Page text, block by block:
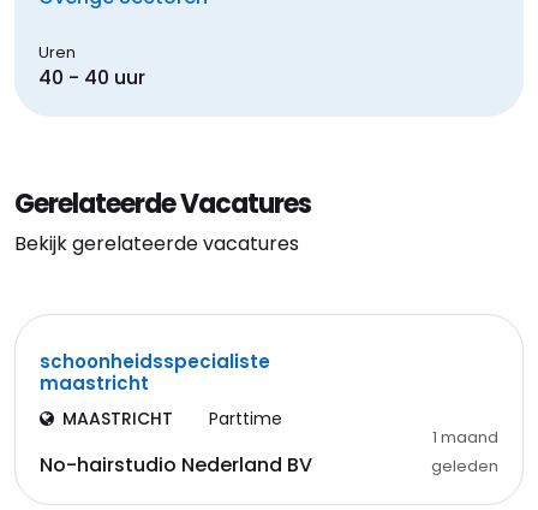
Uren
40 - 40 uur
Gerelateerde Vacatures
Bekijk gerelateerde vacatures
schoonheidsspecialiste
maastricht
MAASTRICHT Parttime
No-hairstudio Nederland BV
1 maand
geleden